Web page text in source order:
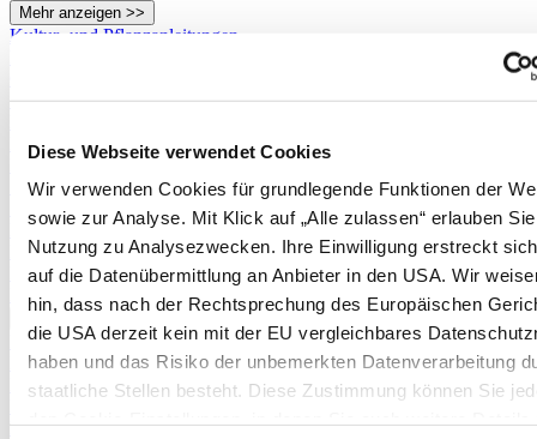
Diese Webseite verwendet Cookies
Wir verwenden Cookies für grundlegende Funktionen der
sowie zur Analyse. Mit Klick auf „Alle zulassen“ erlauben
Nutzung zu Analysezwecken. Ihre Einwilligung erstreckt
auf die Datenübermittlung an Anbieter in den USA. Wir
hin, dass nach der Rechtsprechung des Europäischen
die USA derzeit kein mit der EU vergleichbares
haben und das Risiko der unbemerkten Datenverarbeitung
staatliche Stellen besteht. Diese Zustimmung können Sie
Mehr anzeigen >>
Kultur- und Pflanzanleitungen
Schneiden von Weinreben
Rhabarber
Erdnüsse
Spargel (aus Pflänzchen)
Stachelbeeren
Kartoffeln
Pflanzanleitung und Befruchtertabelle für Apfelbäume
Pflanzanleitung und Befruchtertabelle für Birnbäume
Pflanzkartoffeltabelle
Mehr anzeigen >>
Pflanzkartoffeltabelle
Boden & Düngung
Düngertabelle
Mulchen im Garten